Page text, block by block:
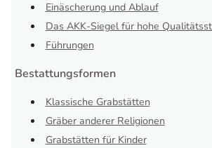
Einäscherung und Ablauf
Das AKK-Siegel für hohe
Führungen
Bestattungsformen
Klassische Grabstätten
Gräber anderer Religionen
Grabstätten für Kinder